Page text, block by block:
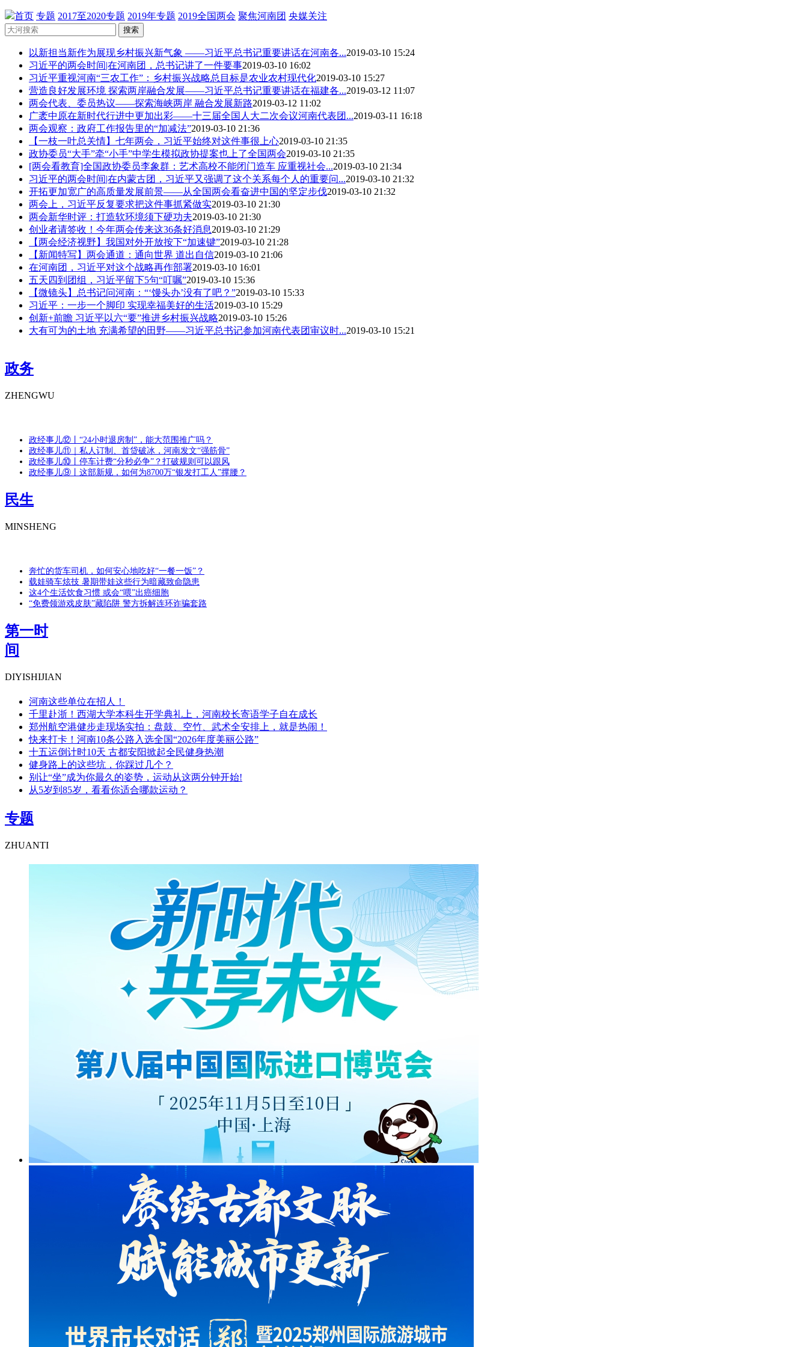
首页 专题 2017至2020专题 2019年专题 2019全国两会 聚焦河南团 央媒关注
搜索
以新担当新作为展现乡村振兴新气象 ——习近平总书记重要讲话在河南各...2019-03-10 15:24
习近平的两会时间|在河南团，总书记讲了一件要事2019-03-10 16:02
习近平重视河南“三农工作”：乡村振兴战略总目标是农业农村现代化2019-03-10 15:27
营造良好发展环境 探索两岸融合发展——习近平总书记重要讲话在福建各...2019-03-12 11:07
两会代表、委员热议——探索海峡两岸 融合发展新路2019-03-12 11:02
广袤中原在新时代行进中更加出彩——十三届全国人大二次会议河南代表团...2019-03-11 16:18
两会观察：政府工作报告里的“加减法”2019-03-10 21:36
【一枝一叶总关情】七年两会，习近平始终对这件事很上心2019-03-10 21:35
政协委员“大手”牵“小手”中学生模拟政协提案也上了全国两会2019-03-10 21:35
[两会看教育]全国政协委员李象群：艺术高校不能闭门造车 应重视社会...2019-03-10 21:34
习近平的两会时间|在内蒙古团，习近平又强调了这个关系每个人的重要问...2019-03-10 21:32
开拓更加宽广的高质量发展前景——从全国两会看奋进中国的坚定步伐2019-03-10 21:32
两会上，习近平反复要求把这件事抓紧做实2019-03-10 21:30
两会新华时评：打造软环境须下硬功夫2019-03-10 21:30
创业者请签收！今年两会传来这36条好消息2019-03-10 21:29
【两会经济视野】我国对外开放按下“加速键”2019-03-10 21:28
【新闻特写】两会通道：通向世界 道出自信2019-03-10 21:06
在河南团，习近平对这个战略再作部署2019-03-10 16:01
五天四到团组，习近平留下5句“叮嘱”2019-03-10 15:36
【微镜头】总书记问河南：“‘馒头办’没有了吧？”2019-03-10 15:33
习近平：一步一个脚印 实现幸福美好的生活2019-03-10 15:29
创新+前瞻 习近平以六“要”推进乡村振兴战略2019-03-10 15:26
大有可为的土地 充满希望的田野——习近平总书记参加河南代表团审议时...2019-03-10 15:21